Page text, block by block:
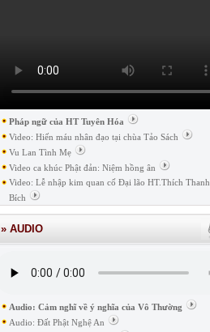
Pháp ngữ của HT Tuyên Hóa
Video: Hiến máu nhân đạo tại chùa Tảo Sách
Vu Lan Tình Mẹ
Video ca khúc Phật đản: Niệm hồng ân
Video: Lễ nhập kim quan cố Đại lão HT.Thích Thanh
Bích
» AUDIO
Audio: Cảm nghĩ về ý nghĩa của Vô Thường
Audio: Đất Phật Nghệ An